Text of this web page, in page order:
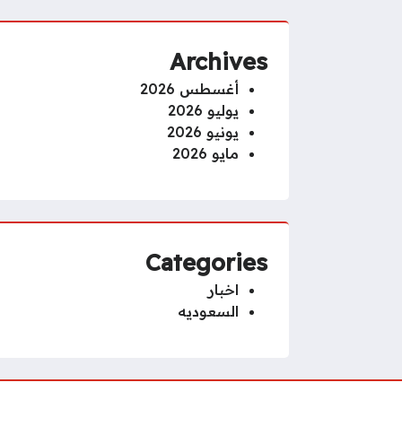
Archives
أغسطس 2026
يوليو 2026
يونيو 2026
مايو 2026
Categories
اخبار
السعوديه